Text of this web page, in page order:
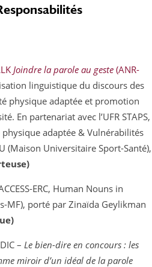
Joindre la parole au geste (ANR-
linguistique du discours des
physique adaptée et promotion
En partenariat avec l’UFR STAPS,
physique adaptée & Vulnérabilités
(Maison Universitaire Sport-Santé),
ERC, Human Nouns in
MF), porté par Zinaïda Geylikman
– Le bien-dire en concours : les
miroir d’un idéal de la parole